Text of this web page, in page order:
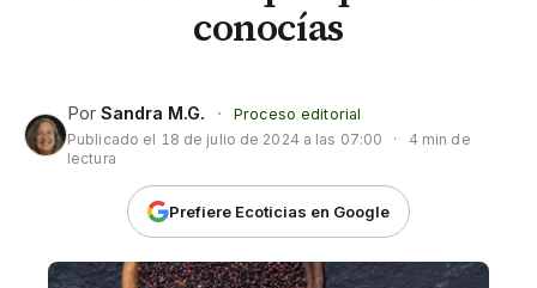
conocías
Por Sandra M.G. ·
Proceso editorial
Publicado el 18 de julio de 2024 a las 07:00 ·
4 min de
lectura
Prefiere Ecoticias en Google